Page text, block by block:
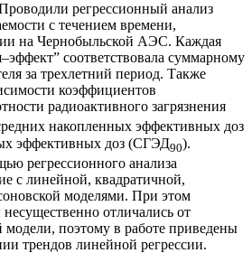
регрессионный анализ
с течением времени,
на Чернобыльской АЭС. Каждая
соответствовала суммарному
за трехлетний период. Также
коэффициентов
радиоактивного загрязнения
накопленных эффективных доз
эффективных доз (СГЭД90).
регрессионного анализа
с линейной, квадратичной,
моделями. При этом
отличались от
модели, поэтому в работе приведены
трендов линейной регрессии.